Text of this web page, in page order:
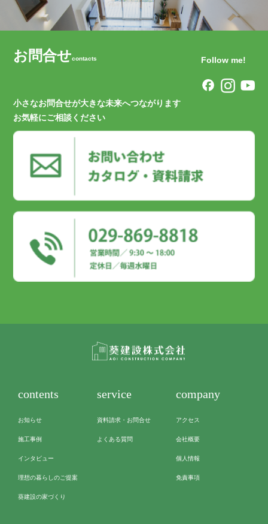
お問合せcontacts
小さなお問合せが大きな未来へつながります
お気軽にご相談ください
Follow me!
contents
お知らせ
施工事例
インタビュー
理想の暮らしのご提案
葵建設の家づくり
service
資料請求・お問合せ
よくある質問
company
アクセス
会社概要
個人情報
免責事項